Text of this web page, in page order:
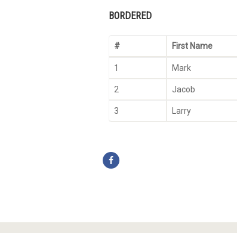
BORDERED
# First Name
1 Mark
2 Jacob
3 Larry